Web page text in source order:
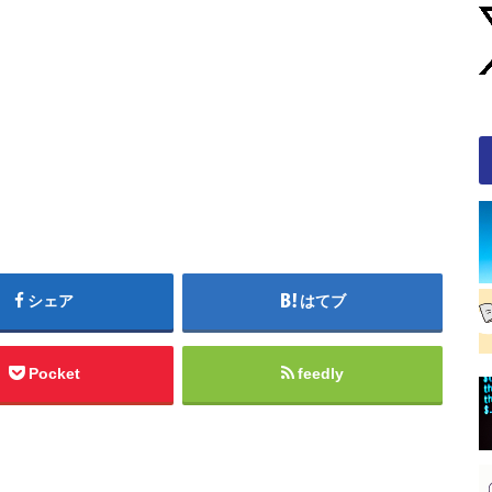
シェア はてブ
Pocket feedly